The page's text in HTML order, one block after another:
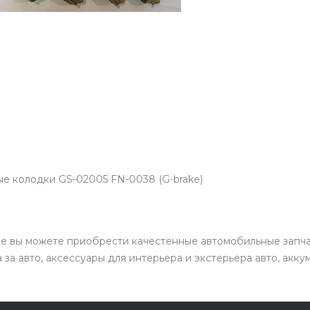
колодки GS-02005 FN-0038 (G-brake)
вы можете приобрести качестенные автомобильные
авто, аксессуары для интерьера и экстерьера авто,